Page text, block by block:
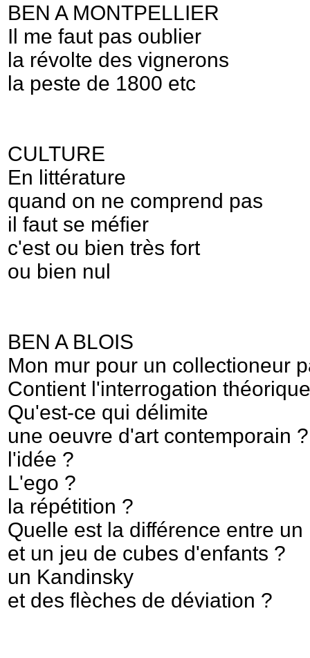
BEN A MONTPELLIER
Il me faut pas oublier
la révolte des vignerons
la peste de 1800 etc
CULTURE
En littérature
quand on ne comprend pas
il faut se méfier
c'est ou bien très fort
ou bien nul
BEN A BLOIS
Mon mur pour un collectioneur
Contient l'interrogation théorique
Qu'est-ce qui délimite
une oeuvre d'art contemporain ?
l'idée ?
L'ego ?
la répétition ?
Quelle est la différence entre un
et un jeu de cubes d'enfants ?
un Kandinsky
et des flèches de déviation ?